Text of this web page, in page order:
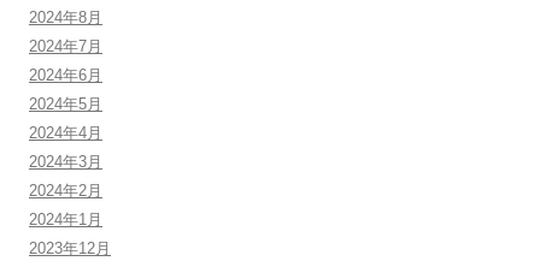
2024年8月
2024年7月
2024年6月
2024年5月
2024年4月
2024年3月
2024年2月
2024年1月
2023年12月